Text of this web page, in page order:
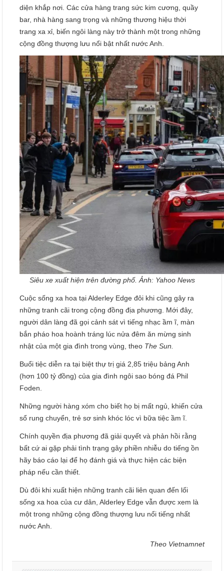
diện khắp nơi. Các cửa hàng trang sức kim cương, quầy
bar, nhà hàng sang trọng và những thương hiệu thời
trang xa xỉ, biến ngôi làng này trở thành một trong những
cộng đồng thượng lưu nổi bật nhất nước Anh.
Siêu xe xuất hiện trên đường phố. Ảnh: Yahoo News
Cuộc sống xa hoa tại Alderley Edge đôi khi cũng gây ra
những tranh cãi trong cộng đồng địa phương. Mới đây,
người dân làng đã gọi cảnh sát vì tiếng nhạc ầm ĩ, màn
bắn pháo hoa hoành tráng lúc nửa đêm ăn mừng sinh
nhật của một gia đình trong vùng, theo The Sun.
Buổi tiệc diễn ra tại biệt thự trị giá 2,85 triệu bảng Anh
(hơn 100 tỷ đồng) của gia đình ngôi sao bóng đá Phil
Foden.
Những người hàng xóm cho biết họ bị mất ngủ, khiến cửa
sổ rung chuyển, trẻ sơ sinh khóc lóc vì bữa tiệc ầm ĩ.
Chính quyền địa phương đã giải quyết và phản hồi rằng
bất cứ ai gặp phải tình trạng gây phiền nhiễu do tiếng ồn
hãy báo cáo lại để họ đánh giá và thực hiện các biện
pháp nếu cần thiết.
Dù đôi khi xuất hiện những tranh cãi liên quan đến lối
sống xa hoa của cư dân, Alderley Edge vẫn được xem là
một trong những cộng đồng thượng lưu nổi tiếng nhất
nước Anh.
Theo Vietnamnet